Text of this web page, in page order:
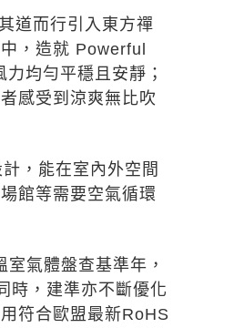
道而行引入東方禪
，造就 Powerful
均勻平穩且安靜；
感受到涼爽無比吹
，能在室內外空間
館等需要空氣循環
氣體盤查基準年，
時，建準亦不斷優化
符合歐盟最新RoHS